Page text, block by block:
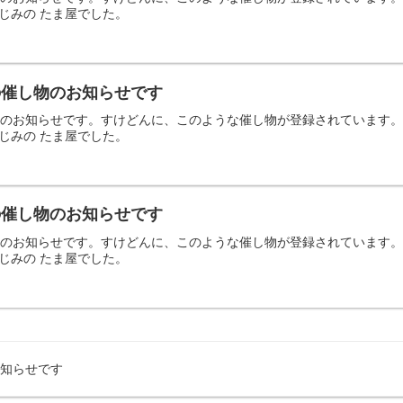
みの たま屋でした。
し物のお知らせです
お知らせです。すけどんに、このような催し物が登録されています
みの たま屋でした。
し物のお知らせです
お知らせです。すけどんに、このような催し物が登録されています
みの たま屋でした。
らせです